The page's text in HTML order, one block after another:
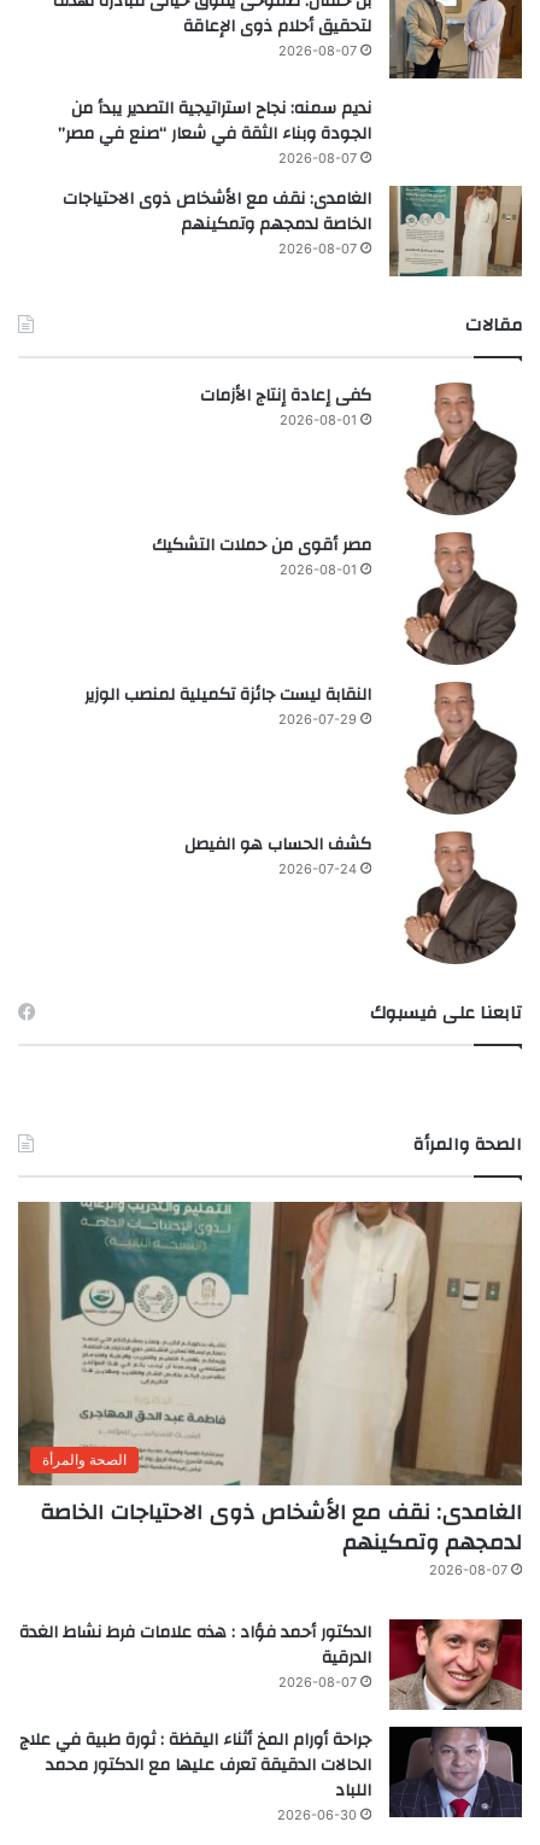
لتحقيق أحلام ذوى الإعاقة
2026-08-07
نديم سمنه: نجاح استراتيجية التصدير يبدأ من
الجودة وبناء الثقة في شعار “صنع في مصر”
2026-08-07
الغامدى: نقف مع الأشخاص ذوى الاحتياجات
الخاصة لدمجهم وتمكينهم
2026-08-07
مقالات
كفى إعادة إنتاج الأزمات
2026-08-01
مصر أقوى من حملات التشكيك
2026-08-01
النقابة ليست جائزة تكميلية لمنصب الوزير
2026-07-29
كشف الحساب هو الفيصل
2026-07-24
تابعنا على فيسبوك
الصحة والمرأة
الصحة والمرأة
الغامدى: نقف مع الأشخاص ذوى الاحتياجات الخاصة
لدمجهم وتمكينهم
2026-08-07
الدكتور أحمد فؤاد : هذه علامات فرط نشاط الغدة
الدرقية
2026-08-07
جراحة أورام المخ أثناء اليقظة : ثورة طبية في علاج
الحالات الدقيقة تعرف عليها مع الدكتور محمد
اللباد
2026-06-30